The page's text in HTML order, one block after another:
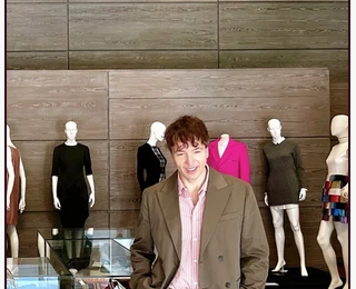
¿por qué llamamos "vandalismo" a lo
que en realidad es la voz de quien no
tiene altavoz? Ahora, el arte que nació
en los vagones del metro de Nueva
York cuelga con orgullo e